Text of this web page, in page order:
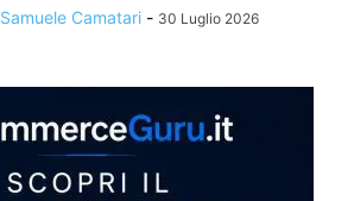
Samuele Camatari - 30 Luglio 2026